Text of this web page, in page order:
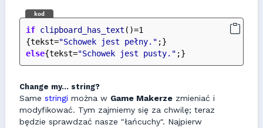
kod
if clipboard_has_text ()=1
{tekst="Schowek jest pełny." ;}
else{tekst="Schowek jest pusty." ;}
Change my... string?
Same stringi można w Game Makerze zmieniać i
modyfikować. Tym zajmiemy się za chwilę; teraz
będzie sprawdzać nasze "łańcuchy". Najpierw